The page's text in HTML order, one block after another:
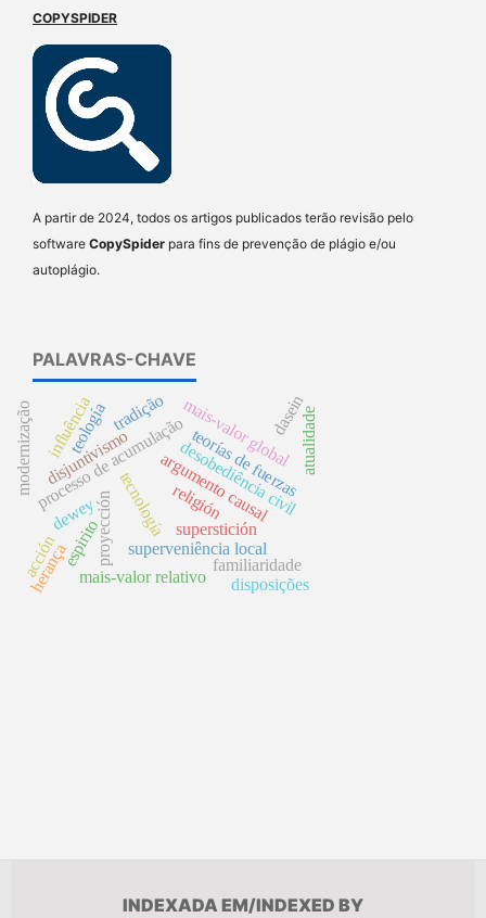
COPYSPIDER
A partir de 2024, todos os artigos publicados terão revisão pelo
software CopySpider para fins de prevenção de plágio e/ou
autoplágio.
PALAVRAS-CHAVE
argumento causal
superstición
proyección
processo de acumulaçãomais-valor global
mais-valor relativo
superveniência local
disjuntivismo
religión
tecnología
dewey
teología
espirito
influência
familiaridade
desobediência civil
dasein
herança
modernização tradição
disposições
teorías de fuerzas
acción
atualidade
INDEXADA EM/INDEXED BY